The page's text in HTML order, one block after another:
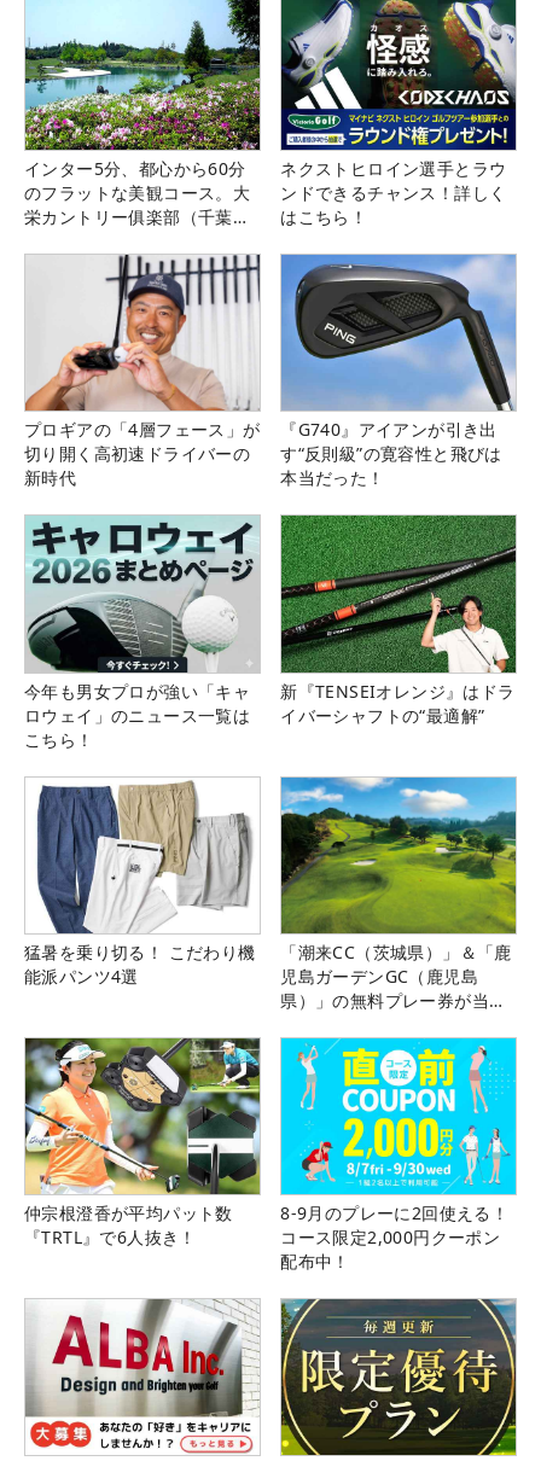
インター5分、都心から60分
のフラットな美観コース。大
栄カントリー俱楽部（千葉
ネクストヒロイン選手とラウ
ンドできるチャンス！詳しく
はこちら！
プロギアの「4層フェース」が
切り開く高初速ドライバーの
新時代
『G740』アイアンが引き出
す“反則級”の寛容性と飛びは
本当だった！
今年も男女プロが強い「キャ
ロウェイ」のニュース一覧は
こちら！
新『TENSEIオレンジ』はドラ
イバーシャフトの“最適解”
猛暑を乗り切る！ こだわり機
能派パンツ4選
「潮来CC（茨城県）」＆「鹿
児島ガーデンGC（鹿児島
県）」の無料プレー券が当た
仲宗根澄香が平均パット数
『TRTL』で6人抜き！
8-9月のプレーに2回使える！
コース限定2,000円クーポン
配布中！